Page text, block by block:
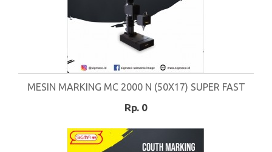
MESIN MARKING MC 2000 N (50X17) SUPER FAST
Rp. 0